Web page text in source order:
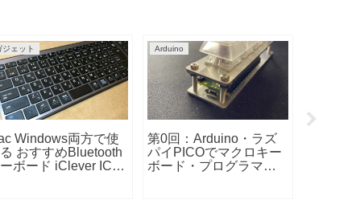
ガジェット
在宅やテレワークで使
えるセリア（100均）パ
ソコン周り５アイテム
Windows
情シス部でなくても覚
えておきたいショート
カットキーとキー操作